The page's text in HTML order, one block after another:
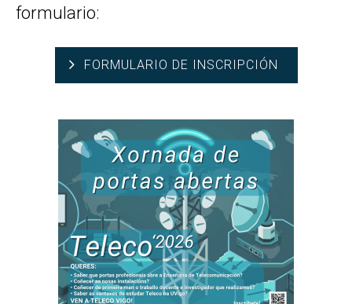
formulario:
FORMULARIO DE INSCRIPCIÓN